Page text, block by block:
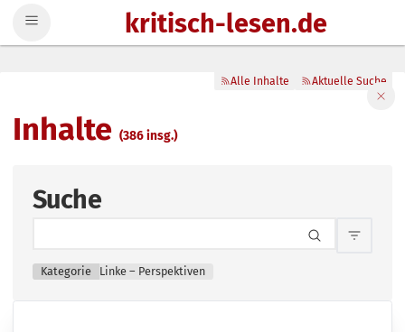
kritisch-lesen.de
Inhalte(386 insg.)
Alle Inhalte Aktuelle Suche
Suche
Kategorie Linke – Perspektiven